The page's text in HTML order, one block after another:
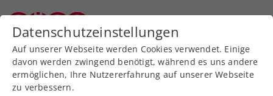
Zurück zur Newsübersicht
Turniere
Datenschutzeinstellungen
Auf unserer Webseite werden Cookies verwendet. Einige
davon werden zwingend benötigt, während es uns andere
ermöglichen, Ihre Nutzererfahrung auf unserer Webseite
zu verbessern.